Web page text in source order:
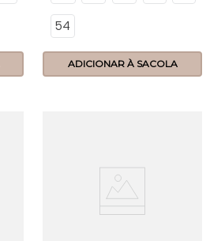
54
ADICIONAR À SACOLA